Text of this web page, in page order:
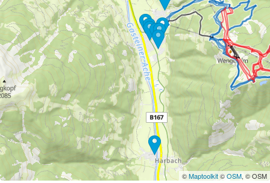
©Maptoolkit©OSM, © OSM